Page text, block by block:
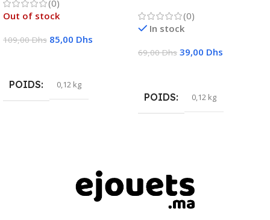
(0)
Out of stock
109,00Dhs 85,00 Dhs
POIDS 0,12 kg
(0)
In stock
69,00Dhs 39,00 Dhs
POIDS 0,12 kg